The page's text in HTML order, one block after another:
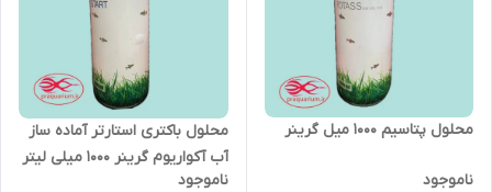
محلول پتاسیم 1000 میل گرینر
ناموجود
محلول باکتری استارتر آماده ساز
آب آکواریوم گرینر 1000 میلی لیتر
ناموجود